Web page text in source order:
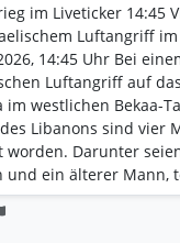
im Liveticker 14:45
Luftangriff
14:45 Uhr Bei
Luftangriff auf
im westlichen Bekaa-
Libanons sind vier
worden. Darunter
und ein älterer Mann,
weitere Personen